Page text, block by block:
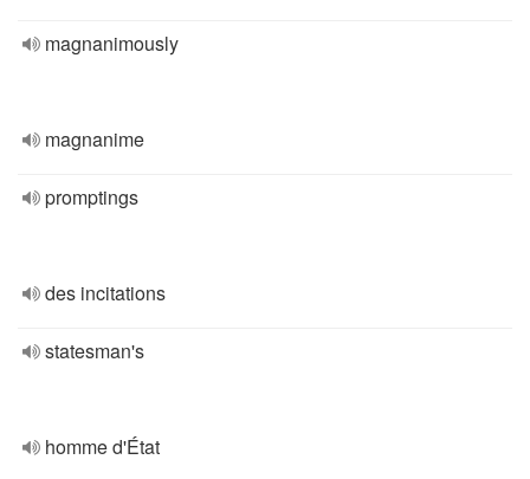
magnanimously
magnanime
promptings
des incitations
statesman's
homme d'État